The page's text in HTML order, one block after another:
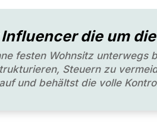
die um
festen Wohnsitz
Steuern zu
und behältst die volle